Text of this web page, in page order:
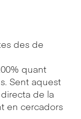
des de
quant
Sent aquest
de la
en cercadors